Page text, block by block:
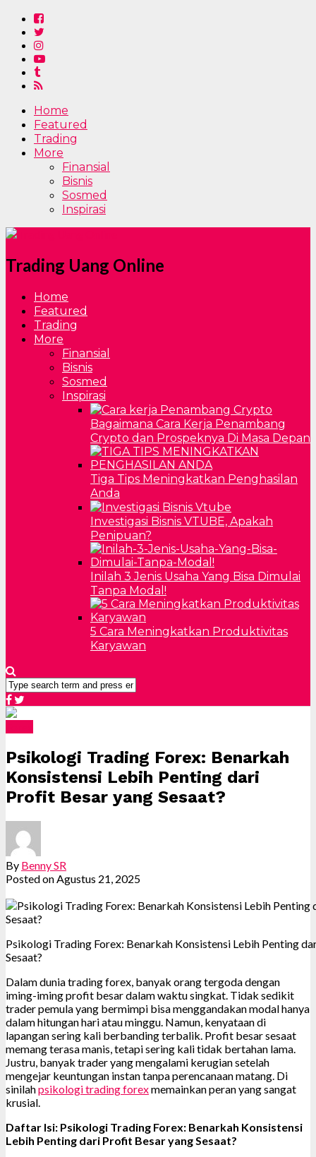
Home
Featured
Trading
More
Finansial
Bisnis
Sosmed
Inspirasi
Trading Uang Online
Home
Featured
Trading
More
Finansial
Bisnis
Sosmed
Inspirasi
Bagaimana Cara Kerja Penambang
Crypto dan Prospeknya Di Masa Depan
Tiga Tips Meningkatkan Penghasilan
Anda
Investigasi Bisnis VTUBE, Apakah
Penipuan?
Inilah 3 Jenis Usaha Yang Bisa Dimulai
Tanpa Modal!
5 Cara Meningkatkan Produktivitas
Karyawan
Psikologi Trading Forex: Benarkah
Konsistensi Lebih Penting dari
Profit Besar yang Sesaat?
By Benny SR
Posted on Agustus 21, 2025
Psikologi Trading Forex: Benarkah Konsistensi Lebih Penting
Sesaat?
Dalam dunia trading forex, banyak orang tergoda dengan
iming-iming profit besar dalam waktu singkat. Tidak sedikit
trader pemula yang bermimpi bisa menggandakan modal hanya
dalam hitungan hari atau minggu. Namun, kenyataan di
lapangan sering kali berbanding terbalik. Profit besar sesaat
memang terasa manis, tetapi sering kali tidak bertahan lama.
Justru, banyak trader yang mengalami kerugian setelah
mengejar keuntungan instan tanpa perencanaan matang. Di
sinilahpsikologi trading forexmemainkan peran yang sangat
krusial.
Daftar Isi: Psikologi Trading Forex: Benarkah Konsistensi
Lebih Penting dari Profit Besar yang Sesaat?